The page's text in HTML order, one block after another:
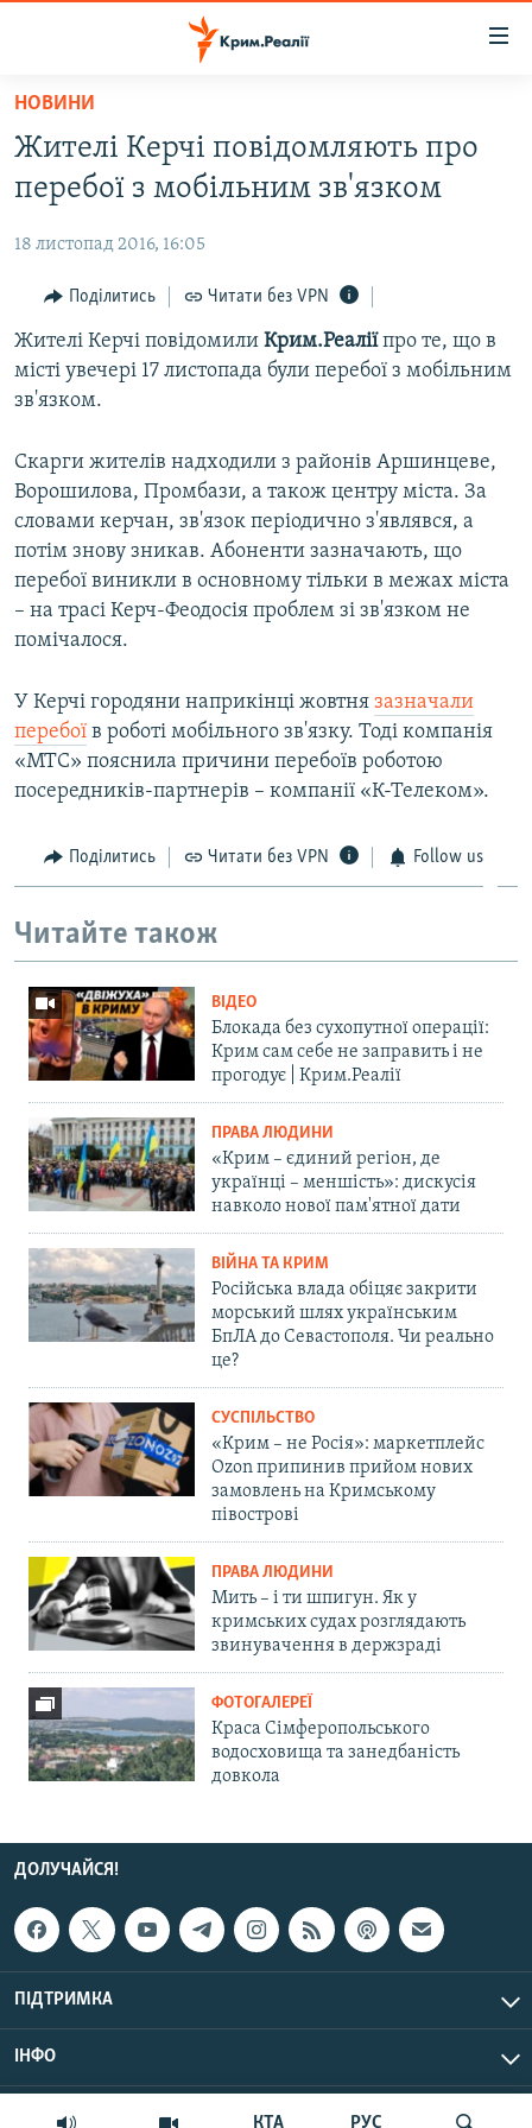
Перейти
основного
матеріалу
Перейти
до
навігації
Перейти
до
пошуку
ВОДА.КРИМ
ВІДЕО ТА ФОТО
ПОЛІТИКА
БЛОГИ
ПОГЛЯД
ІНТЕРВ'Ю
СПЕЦПРОЕКТИ
ВІДЕОУРОКИ «ELIFBE»
УКРАЇНСЬКА ПРОБЛЕМА КРИМУ
ЯК ОБІЙТИ БЛОКУВАННЯ
Русский
Qırımtatar
Усі сайти RFE/RL
КТА РУС
НОВИНИ
Жителі Керчі повідомляють про
перебої з мобільним зв'язком
18 листопад 2016, 16:05
Поділитись Читати без VPN
Жителі Керчі повідомили Крим.Реаліїпро те, що в
місті увечері 17 листопада були перебої з мобільним
зв'язком.
Скарги жителів надходили з районів Аршинцеве,
Ворошилова, Промбази, а також центру міста. За
словами керчан, зв'язок періодично з'являвся, а
потім знову зникав. Абоненти зазначають, що
перебої виникли в основному тільки в межах міста
– на трасі Керч-Феодосія проблем зі зв'язком не
помічалося.
У Керчі городяни наприкінці жовтня зазначали
перебої в роботі мобільного зв'язку. Тоді компанія
«МТС» пояснила причини перебоїв роботою
посередників-партнерів – компанії «К-Телеком».
Поділитись Читати без VPN Follow us
Читайте також
ВІДЕО
Блокада без сухопутної операції:
Крим сам себе не заправить і не
прогодує | Крим.Реалії
ПРАВА ЛЮДИНИ
«Крим – єдиний регіон, де
українці – меншість»: дискусія
навколо нової пам'ятної дати
ВІЙНА ТА КРИМ
Російська влада обіцяє закрити
морський шлях українським
БпЛА до Севастополя. Чи реально
це?
СУСПІЛЬСТВО
«Крим – не Росія»: маркетплейс
Ozon припинив прийом нових
замовлень на Кримському
півострові
ПРАВА ЛЮДИНИ
Мить – і ти шпигун. Як у
кримських судах розглядають
звинувачення в держзраді
ФОТОГАЛЕРЕЇ
Краса Сімферопольського
водосховища та занедбаність
довкола
ДОЛУЧАЙСЯ!
ПІДТРИМКА
ІНФО
© Крим.Реалії, 2026 | Усі права застережено.